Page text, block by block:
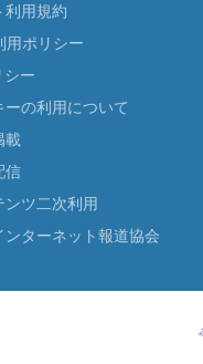
利用規約
用ポリシー
シー
ーの利用について
載
信
ンツ二次利用
ンターネット報道協会